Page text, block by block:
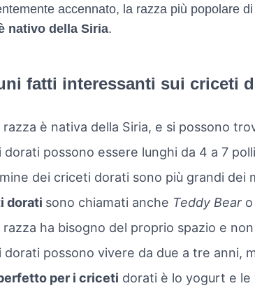
accennato, la razza più popolare
nativo della Siria.
fatti interessanti sui criceti
razza è nativa della Siria, e si possono
dorati possono essere lunghi da 4 a 7
dei criceti dorati sono più grandi dei
dorati sono chiamati anche Teddy Bear
razza ha bisogno del proprio spazio e
dorati possono vivere da due a tre anni,
per i criceti dorati è lo yogurt e le